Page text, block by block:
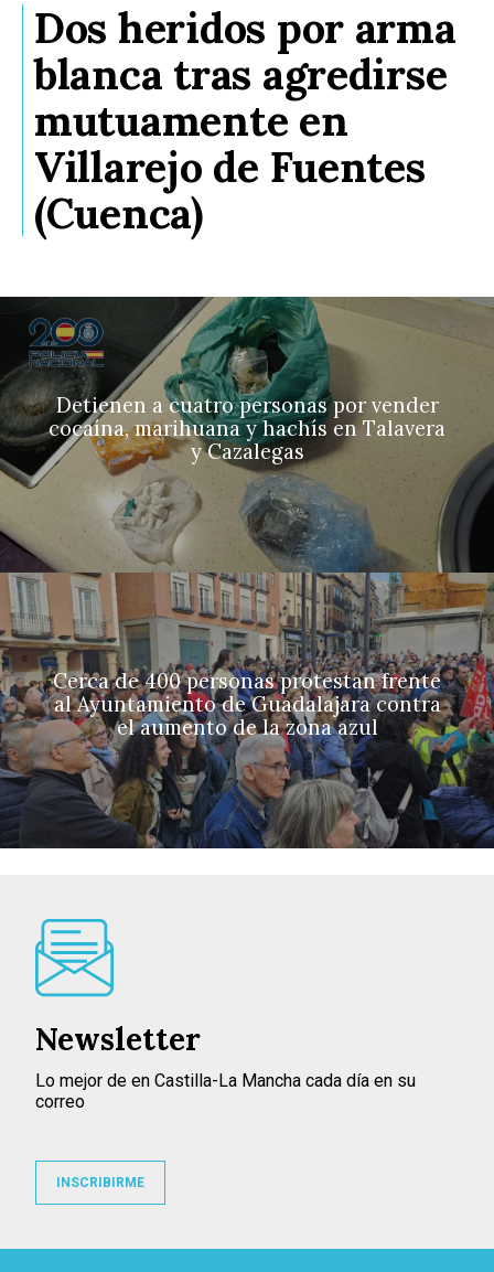
Dos heridos por arma
blanca tras agredirse
mutuamente en
Villarejo de Fuentes
(Cuenca)
Detienen a cuatro personas por vender
cocaína, marihuana y hachís en Talavera
y Cazalegas
Cerca de 400 personas protestan frente
al Ayuntamiento de Guadalajara contra
el aumento de la zona azul
Newsletter
Lo mejor de en Castilla-La Mancha cada día en su
correo
INSCRIBIRME